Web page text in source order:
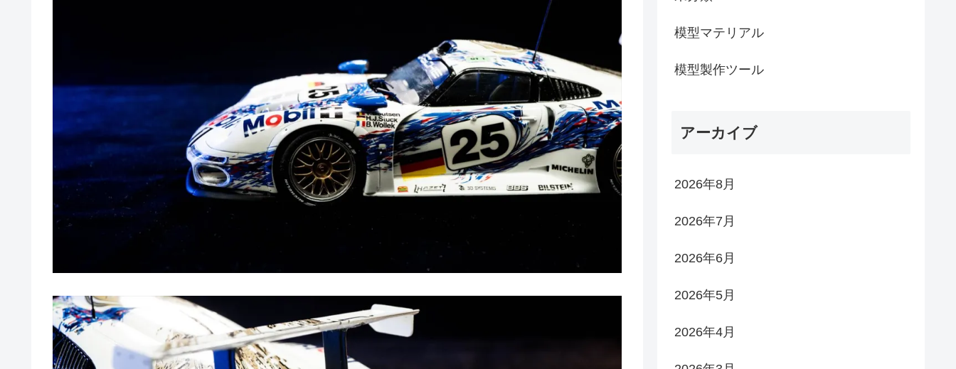
模型マテリアル
模型製作ツール
アーカイブ
2026年8月
2026年7月
2026年6月
2026年5月
2026年4月